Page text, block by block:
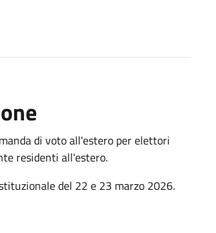
di voto all'estero per elettori
residenti all'estero.
del 22 e 23 marzo 2026.